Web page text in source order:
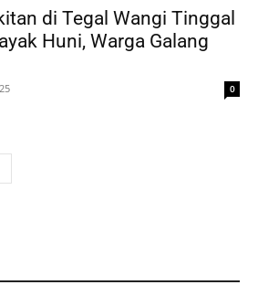
di Tegal Wangi Tinggal
Huni, Warga Galang
0